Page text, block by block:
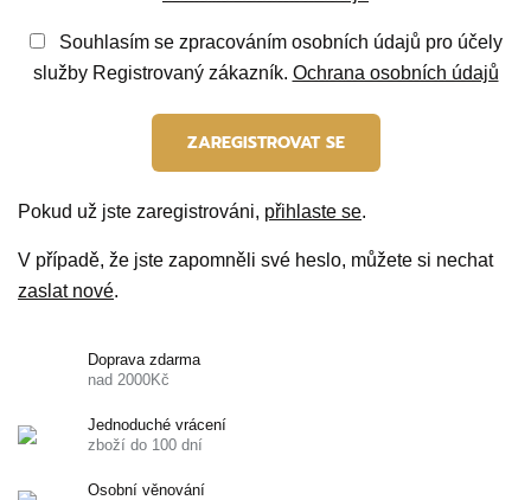
Souhlasím se zpracováním osobních údajů pro účely
služby Registrovaný zákazník. Ochrana osobních údajů
Pokud už jste zaregistrováni, přihlaste se.
V případě, že jste zapomněli své heslo, můžete si nechat
zaslat nové.
Doprava zdarma
nad 2000Kč
Jednoduché vrácení
zboží do 100 dní
Osobní věnování